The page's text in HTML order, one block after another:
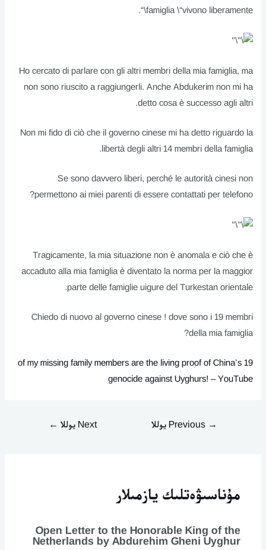
famiglia \“vivono liberamente\“.
Ho cercato di parlare con gli altri membri della mia famiglia, ma
non sono riuscito a raggiungerli. Anche Abdukerim non mi ha
detto cosa è successo agli altri.
Non mi fido di ciò che il governo cinese mi ha detto riguardo la
libertà degli altri 14 membri della famiglia.
Se sono davvero liberi, perché le autorità cinesi non
permettono ai miei parenti di essere contattati per telefono?
Tragicamente, la mia situazione non è anomala e ciò che è
accaduto alla mia famiglia è diventato la norma per la maggior
parte delle famiglie uigure del Turkestan orientale.
Chiedo di nuovo al governo cinese ! dove sono i 19 membri
della mia famiglia?
19 of my missing family members are the living proof of China’s
genocide against Uyghurs! – YouTube
→ Next يوللا ←
مۇناسىۋەتلىك يازمىلار
Open Letter to the Honorable King of the
Netherlands by Abdurehim Gheni Uyghur